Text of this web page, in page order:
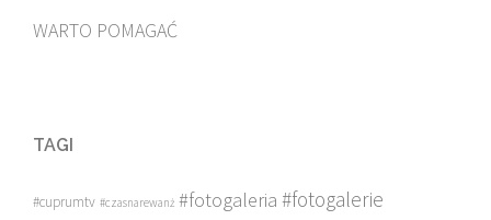
WARTO POMAGAĆ
TAGI
#cuprumtv #czasnarewanż #fotogaleria #fotogalerie